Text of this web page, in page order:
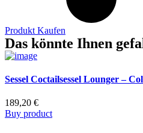
Produkt Kaufen
Das könnte Ihnen
Sessel Coctailsessel Lounger –
189,20 €
Buy product